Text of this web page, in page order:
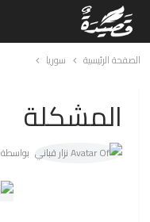
الصفحة الرئيسية سوريا
المشكلة
بواسطة